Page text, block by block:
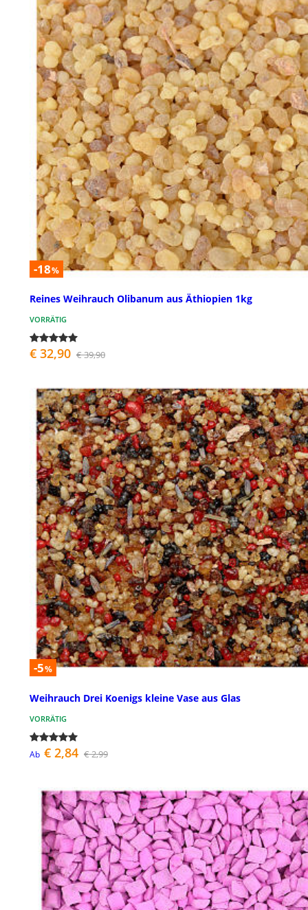
-18%
Reines Weihrauch Olibanum aus Äthiopien 1kg
VORRÄTIG
€ 32,90 € 39,90
-5%
Weihrauch Drei Koenigs kleine Vase aus Glas
VORRÄTIG
Ab € 2,84 € 2,99